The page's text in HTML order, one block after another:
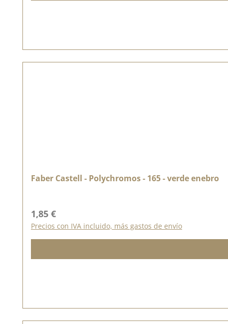
Faber Castell - Polychromos - 165 - verde enebro
Precio normal:
1,85 €
Precios con IVA incluido, más gastos de envío